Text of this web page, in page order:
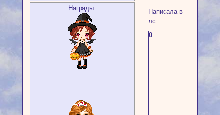
Награды:
Написала в
лс
0